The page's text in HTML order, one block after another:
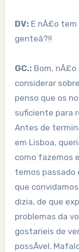
DV: E nÃ£o tem
genteâ?!!
GC.: Bom,
considerar
penso que os
suficiente para
Antes de
em Lisboa,
como fazemos
temos passado
que
dizia, de que
problemas da
gostarieis de
possÃ­vel.